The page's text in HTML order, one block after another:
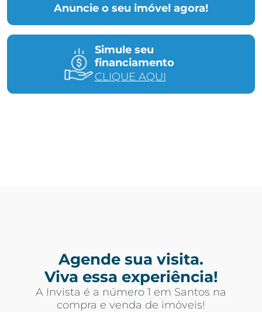
Anuncie o seu imóvel agora!
Simule seu
financiamento
CLIQUE AQUI
Agende sua visita.
Viva essa experiência!
A Invista é a número 1 em Santos na
compra e venda de imóveis!